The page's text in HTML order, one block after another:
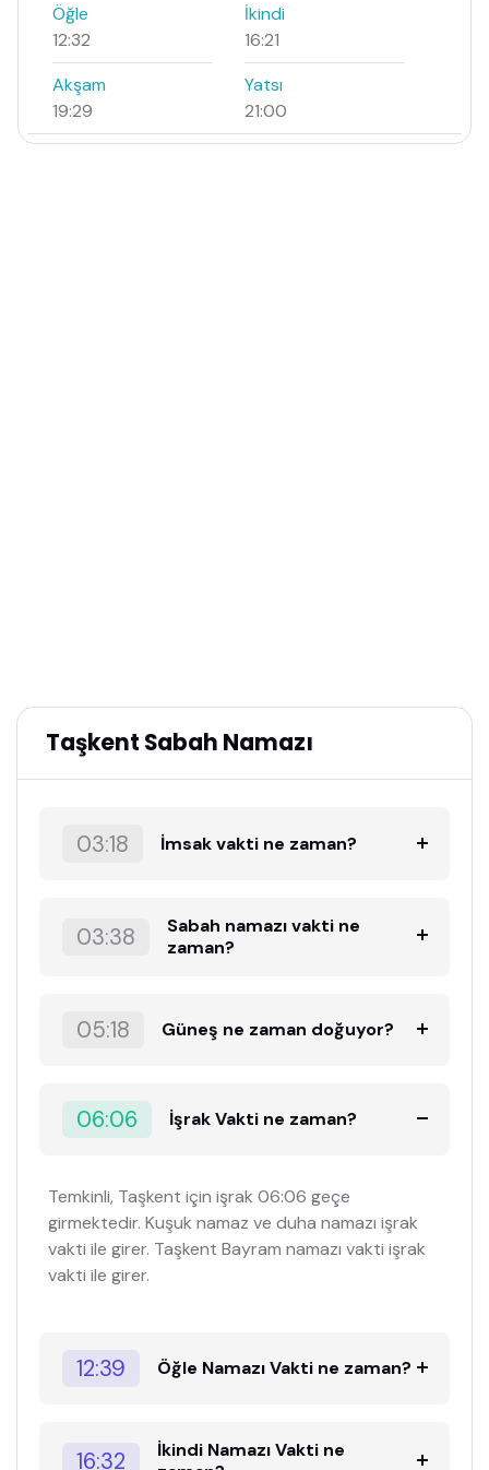
Öğle
12:32
İkindi
16:21
Akşam
19:29
Yatsı
21:00
Taşkent Sabah Namazı
03:18 İmsak vakti ne zaman?
03:38
Sabah namazı vakti ne
zaman?
05:18 Güneş ne zaman doğuyor?
06:06 İşrak Vakti ne zaman?
Temkinli, Taşkent için işrak 06:06 geçe
girmektedir. Kuşuk namaz ve duha namazı işrak
vakti ile girer. Taşkent Bayram namazı vakti işrak
vakti ile girer.
12:39 Öğle Namazı Vakti ne zaman?
16:32
İkindi Namazı Vakti ne